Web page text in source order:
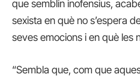
que semblin inofensius,
sexista en què no s’espera
seves emocions i en què les
“Sembla que, com que